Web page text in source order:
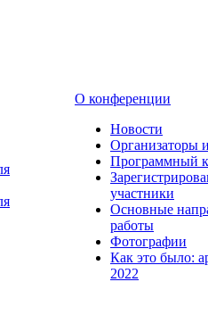
О конференции
Новости
Организаторы
Программный
участники
Основные
работы
Фотографии
Как это было:
2022